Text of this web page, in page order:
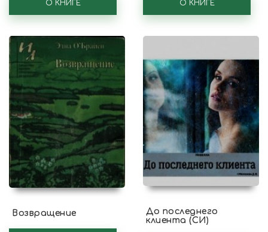
О КНИГЕ О КНИГЕ
Возвращение
До последнего
клиента (СИ)